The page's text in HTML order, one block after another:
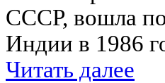
СССР, вошла
Индии в 1986
Читать далее